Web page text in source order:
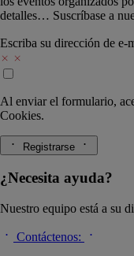
detalles… Suscríbase a
Escriba su dirección de e-
Al enviar el formulario,
Cookies.
Registrarse
¿Necesita ayuda?
Nuestro equipo está a su
Contáctenos: